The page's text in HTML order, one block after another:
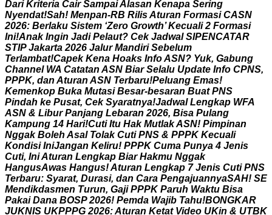
Dari Kriteria Cair SampaiAlasan Kenapa Sering
Nyendat!Sah! Menpan-RB RilisAturan Formasi CASN
2026: Berlaku Sistem ‘Zero Growth’ Kecuali 2 Formasi
Ini!Anak Ingin Jadi Pelaut? Cek Jadwal SIPENCATAR
STIP Jakarta 2026 Jalur Mandiri Sebelum
Terlambat!Capek Kena Hoaks InfoASN? Yuk, Gabung
Channel WA Catatan ASN Biar Selalu Update Info CPNS,
PPPK, dan Aturan ASN Terbaru!Peluang Emas!
Kemenkop Buka Mutasi Besar-besaran Buat PNS
Pindah ke Pusat, Cek Syaratnya!Jadwal Lengkap WFA
ASN & Libur Panjang Lebaran 2026, Bisa Pulang
Kampung 14 Hari!Cuti Itu Hak MutlakASN! Pimpinan
Nggak Boleh Asal Tolak Cuti PNS & PPPK Kecuali
Kondisi IniJangan Keliru! PPPK Cuma Punya 4 Jenis
Cuti, IniAturan Lengkap Biar Hakmu Nggak
HangusAwas Hangus!Aturan Lengkap 7 Jenis Cuti PNS
Terbaru: Syarat, Durasi, dan Cara PengajuannyaSAH! SE
Mendikdasmen Turun, Gaji PPPK Paruh Waktu Bisa
Pakai Dana BOSP 2026! Pemda Wajib Tahu!BONGKAR
JUKNIS UKPPPG 2026:Aturan Ketat Video UKin & UTBK